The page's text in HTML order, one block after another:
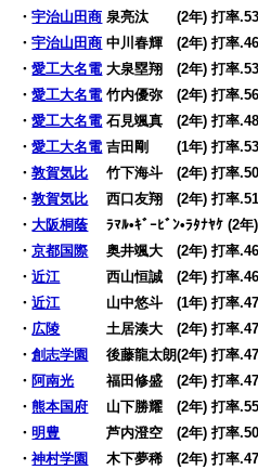
・宇治山田商 泉亮汰 (2年) 打率
・宇治山田商 中川春輝 (2年) 打率
・愛工大名電 大泉塁翔 (2年) 打率
・愛工大名電 竹内優弥 (2年) 打率
・愛工大名電 石見颯真 (2年) 打率
・愛工大名電 吉田剛 (1年) 打率
・敦賀気比 竹下海斗 (2年) 打率
・敦賀気比 西口友翔 (2年) 打率
・大阪桐蔭 ﾗﾏﾙ•ｷﾞｰﾋﾞﾝ•ﾗﾀﾅﾔｹ (2年
・京都国際 奥井颯大 (2年) 打率
・近江 西山恒誠 (2年) 打率
・近江 山中悠斗 (1年) 打率
・ 広陵 土居湊大 (2年) 打率
・創志学園
後藤龍太朗(2年) 打率
・ 阿南光 福田修盛 (2年) 打率
・熊本国府 山下勝耀 (2年) 打率
・ 明豊 芦内澄空 (2年) 打率
・神村学園
木下夢稀 (2年) 打率